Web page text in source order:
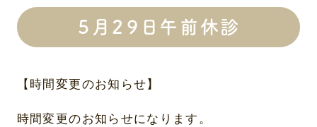
５月２９日午前休診
【時間変更のお知らせ】
時間変更のお知らせになります。